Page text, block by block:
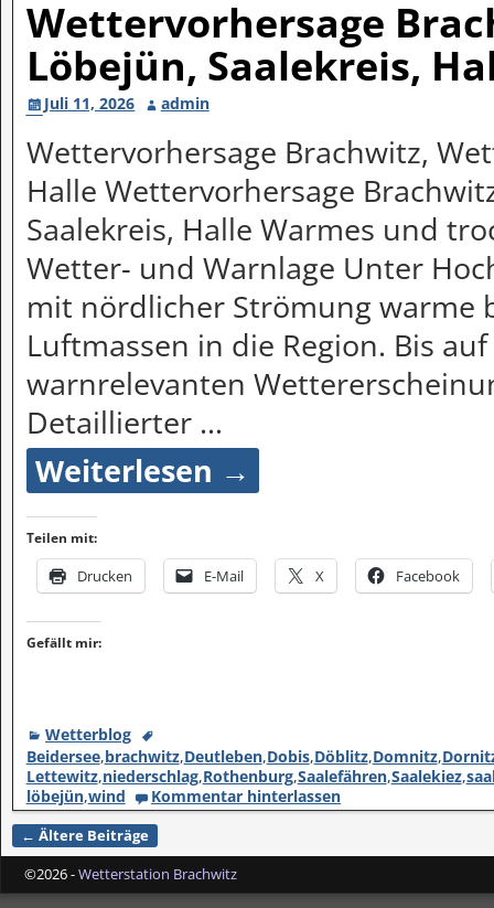
Wettervorhersage
Löbejün, Saalekreis,
Juli 11, 2026 admin
Wettervorhersage Brachwitz,
Halle Wettervorhersage
Saalekreis, Halle Warmes und
Wetter- und Warnlage Unter
mit nördlicher Strömung warme
Luftmassen in die Region. Bis
warnrelevanten
Detaillierter …
Weiterlesen →
Teilen mit:
Drucken E-Mail X Facebook
Gefällt mir:
Wetterblog
Beidersee,brachwitz,Deutleben,Dobis,Döblitz,Domnitz,
Lettewitz,niederschlag,Rothenburg,Saalefähren,Saalekiez,
löbejün,wind Kommentar hinterlassen
Artikelnavigation
← Ältere Beiträge
©2026 -Wetterstation Brachwitz